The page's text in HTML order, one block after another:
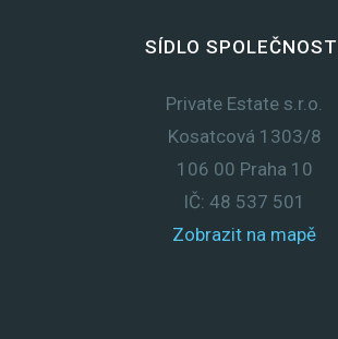
SÍDLO
Private Estate s.r.o.
Kosatcová 1303/8
106 00 Praha 10
IČ: 48 537 501
Zobrazit na mapě